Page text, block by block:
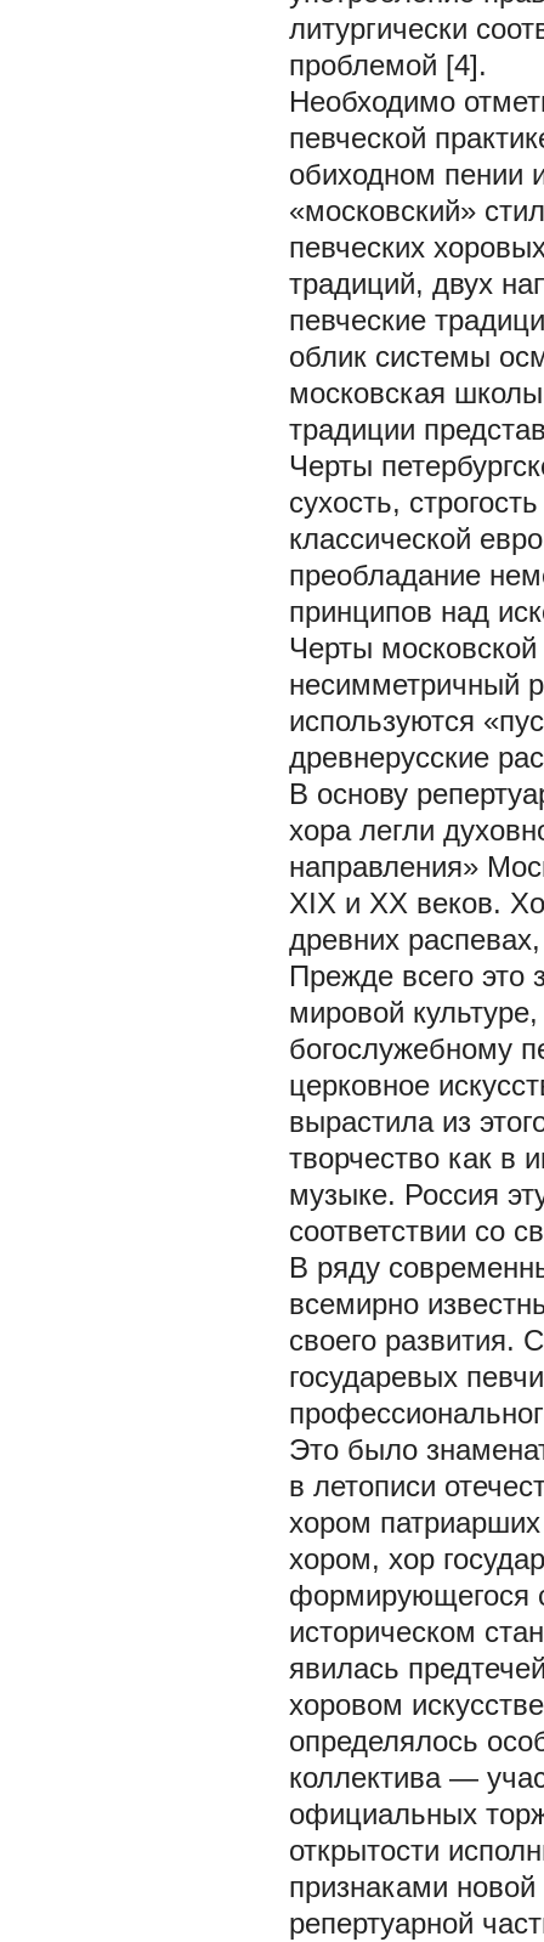
литургически
проблемой [4].
Необходимо
певческой
обиходном пении
«московский»
певческих
традиций, двух
певческие
облик системы
московская
традиции
Черты
сухость,
классической
преобладание
принципов над
Черты
несимметричный
используются
древнерусские
В основу
хора легли
направления»
XIX и XX веков.
древних
Прежде всего
мировой
богослужебному
церковное
вырастила из
творчество как в
музыке. Россия
соответствии со
В ряду
всемирно
своего развития.
государевых
Это было
в летописи
хором
хором, хор
формирующегося
историческом
явилась
хоровом
определялось
коллектива —
официальных
открытости
признаками
репертуарной